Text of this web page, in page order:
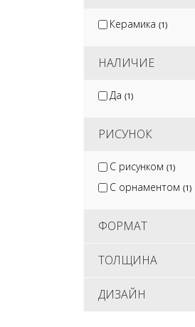
Керамика (1)
НАЛИЧИЕ
Да (1)
РИСУНОК
С рисунком (1)
С орнаментом (1)
ФОРМАТ
ТОЛЩИНА
ДИЗАЙН